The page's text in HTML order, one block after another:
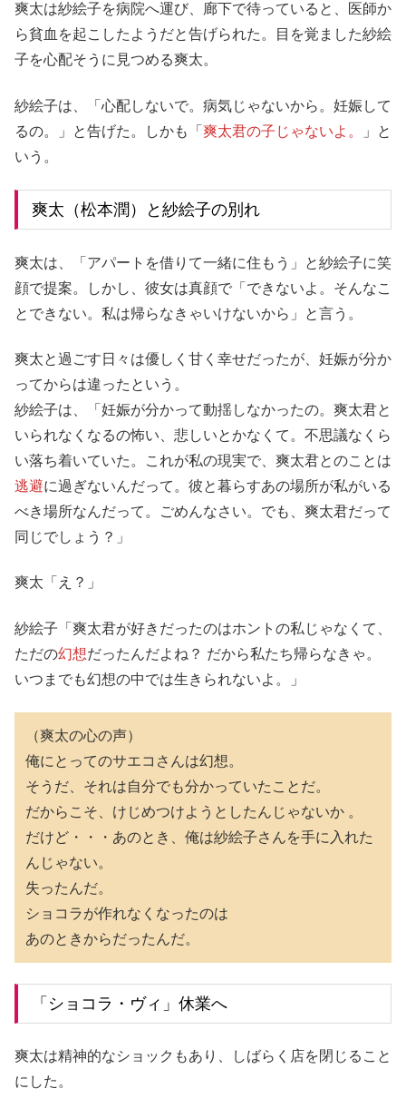
爽太は紗絵子を病院へ運び、廊下で待っていると、医師か
ら貧血を起こしたようだと告げられた。目を覚ました紗絵
子を心配そうに見つめる爽太。
紗絵子は、「心配しないで。病気じゃないから。妊娠して
るの。」と告げた。しかも「 爽太君の子じゃないよ。
」と
いう。
爽太（松本潤）と紗絵子の別れ
爽太は、「アパートを借りて一緒に住もう」と紗絵子に笑
顔で提案。しかし、彼女は真顔で「できないよ。そんなこ
とできない。私は帰らなきゃいけないから」と言う。
爽太と過ごす日々は優しく甘く幸せだったが、妊娠が分か
ってからは違ったという。
紗絵子は、「妊娠が分かって動揺しなかったの。爽太君と
いられなくなるの怖い、悲しいとかなくて。不思議なくら
い落ち着いていた。これが私の現実で、爽太君とのことは
逃避に過ぎないんだって。彼と暮らすあの場所が私がいる
べき場所なんだって。ごめんなさい。でも、爽太君だって
同じでしょう？」
爽太「え？」
紗絵子「爽太君が好きだったのはホントの私じゃなくて、
ただの幻想だったんだよね？ だから私たち帰らなきゃ。
いつまでも幻想の中では生きられないよ。」
（爽太の心の声）
俺にとってのサエコさんは幻想。
そうだ、それは自分でも分かっていたことだ。
だからこそ、けじめつけようとしたんじゃないか 。
だけど・・・あのとき、俺は紗絵子さんを手に入れた
んじゃない。
失ったんだ。
ショコラが作れなくなったのは
あのときからだったんだ。
「ショコラ・ヴィ」休業へ
爽太は精神的なショックもあり、しばらく店を閉じること
にした。